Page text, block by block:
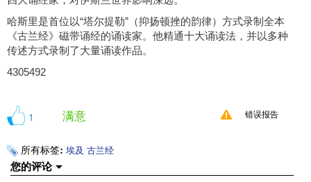
哈斯里是首位以“塔尔提勒”（抑扬顿挫的韵律）方式录制全本
《古兰经》磁带诵经的诵读家。他精通十大诵读法，并以多种
传述方式录制了大量诵读作品。
4305492
1 满意 错误报告
所有标签: 埃及 古兰经
您的评论